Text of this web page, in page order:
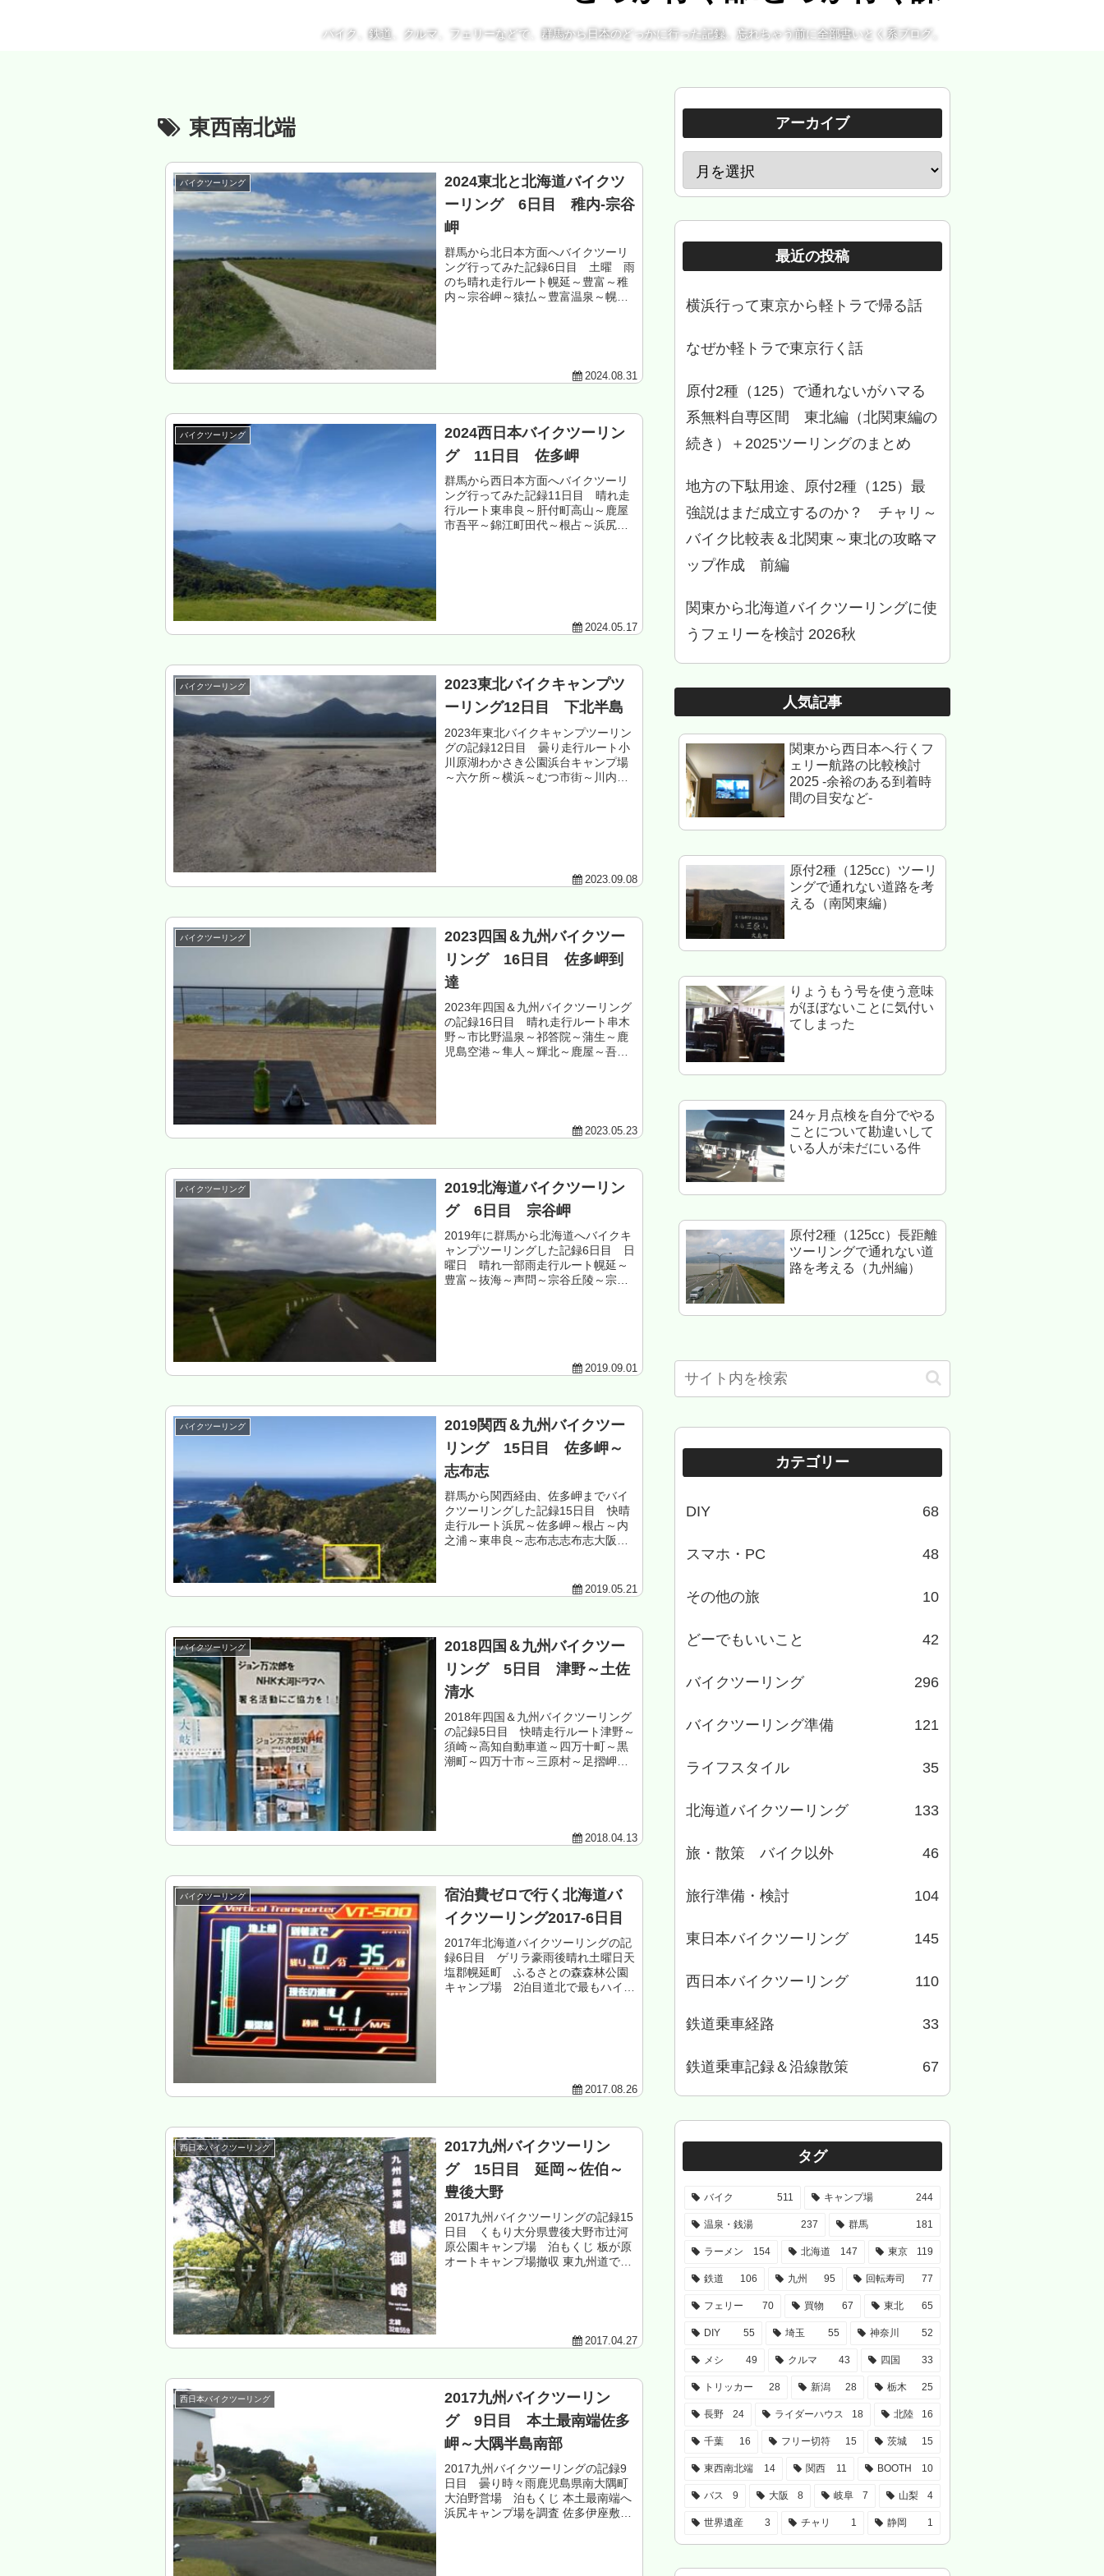
バイク、鉄道、クルマ、フェリーなどで、群馬から日本のどっかに行った記録。忘れちゃう前に全部書いとく系ブログ。
東西南北端
バイクツーリング
2024東北と北海道バイクツ
ーリング 6日目 稚内-宗谷
岬
群馬から北日本方面へバイクツーリ
ング行ってみた記録6日目 土曜 雨
のち晴れ走行ルート幌延～豊富～稚
内～宗谷岬～猿払～豊富温泉～幌延
2024.08.31
バイクツーリング
2024西日本バイクツーリン
グ 11日目 佐多岬
群馬から西日本方面へバイクツーリ
ング行ってみた記録11日目 晴れ走
行ルート東串良～肝付町高山～鹿屋
市吾平～錦江町田代～根占～浜尻～
2024.05.17
バイクツーリング
2023東北バイクキャンプツ
ーリング12日目 下北半島
2023年東北バイクキャンプツーリン
グの記録12日目 曇り走行ルート小
川原湖わかさき公園浜台キャンプ場
～六ケ所～横浜～むつ市街～川内～
2023.09.08
バイクツーリング
2023四国＆九州バイクツー
リング 16日目 佐多岬到
達
2023年四国＆九州バイクツーリング
の記録16日目 晴れ走行ルート串木
野～市比野温泉～祁答院～蒲生～鹿
児島空港～隼人～輝北～鹿屋～吾平
2023.05.23
バイクツーリング
2019北海道バイクツーリン
グ 6日目 宗谷岬
2019年に群馬から北海道へバイクキ
ャンプツーリングした記録6日目 日
曜日 晴れ一部雨走行ルート幌延～
豊富～抜海～声問～宗谷丘陵～宗谷
2019.09.01
バイクツーリング
2019関西＆九州バイクツー
リング 15日目 佐多岬～
志布志
群馬から関西経由、佐多岬までバイ
クツーリングした記録15日目 快晴
走行ルート浜尻～佐多岬～根占～内
之浦～東串良～志布志志布志大阪航
ー 本土最南端は美しかったが、美し
くなかった...
2019.05.21
バイクツーリング
2018四国＆九州バイクツー
リング 5日目 津野～土佐
清水
2018年四国＆九州バイクツーリング
の記録5日目 快晴走行ルート津野～
須崎～高知自動車道～四万十町～黒
潮町～四万十市～三原村～足摺岬～
2018.04.13
バイクツーリング
宿泊費ゼロで行く北海道バ
イクツーリング2017-6日目
2017年北海道バイクツーリングの記
録6日目 ゲリラ豪雨後晴れ土曜日天
塩郡幌延町 ふるさとの森森林公園
キャンプ場 2泊目道北で最もハイテ
2017.08.26
西日本バイクツーリング
2017九州バイクツーリン
グ 15日目 延岡～佐伯～
豊後大野
2017九州バイクツーリングの記録15
日目 くもり大分県豊後大野市辻河
原公園キャンプ場 泊もくじ 板が原
オートキャンプ場撤収 東九州道で延
2017.04.27
西日本バイクツーリング
2017九州バイクツーリン
グ 9日目 本土最南端佐多
岬～大隅半島南部
2017九州バイクツーリングの記録9
日目 曇り時々雨鹿児島県南大隅町
大泊野営場 泊もくじ 本土最南端へ
浜尻キャンプ場を調査 佐多伊座敷の
アーカイブ
最近の投稿
横浜行って東京から軽トラで帰る話
なぜか軽トラで東京行く話
原付2種（125）で通れないがハマる
系無料自専区間 東北編（北関東編の
続き）＋2025ツーリングのまとめ
地方の下駄用途、原付2種（125）最
強説はまだ成立するのか？ チャリ～
バイク比較表＆北関東～東北の攻略マ
ップ作成 前編
関東から北海道バイクツーリングに使
うフェリーを検討 2026秋
人気記事
関東から西日本へ行くフ
ェリー航路の比較検討
2025 -余裕のある到着時
間の目安など-
原付2種（125cc）ツーリ
ングで通れない道路を考
える（南関東編）
りょうもう号を使う意味
がほぼないことに気付い
てしまった
24ヶ月点検を自分でやる
ことについて勘違いして
いる人が未だにいる件
原付2種（125cc）長距離
ツーリングで通れない道
路を考える（九州編）
カテゴリー
DIY 68
スマホ・PC 48
その他の旅 10
どーでもいいこと 42
バイクツーリング 296
バイクツーリング準備 121
ライフスタイル 35
北海道バイクツーリング 133
旅・散策 バイク以外 46
旅行準備・検討 104
東日本バイクツーリング 145
西日本バイクツーリング 110
鉄道乗車経路 33
鉄道乗車記録＆沿線散策 67
タグ
バイク 511 キャンプ場 244
温泉・銭湯 237 群馬 181
ラーメン 154 北海道 147 東京 119
鉄道 106 九州 95 回転寿司 77
フェリー 70 買物 67 東北 65
DIY 55 埼玉 55 神奈川 52
メシ 49 クルマ 43 四国 33
トリッカー 28 新潟 28 栃木 25
長野 24 ライダーハウス 18 北陸 16
千葉 16 フリー切符 15 茨城 15
東西南北端 14 関西 11 BOOTH 10
バス 9 大阪 8 岐阜 7 山梨 4
世界遺産 3 チャリ 1 静岡 1